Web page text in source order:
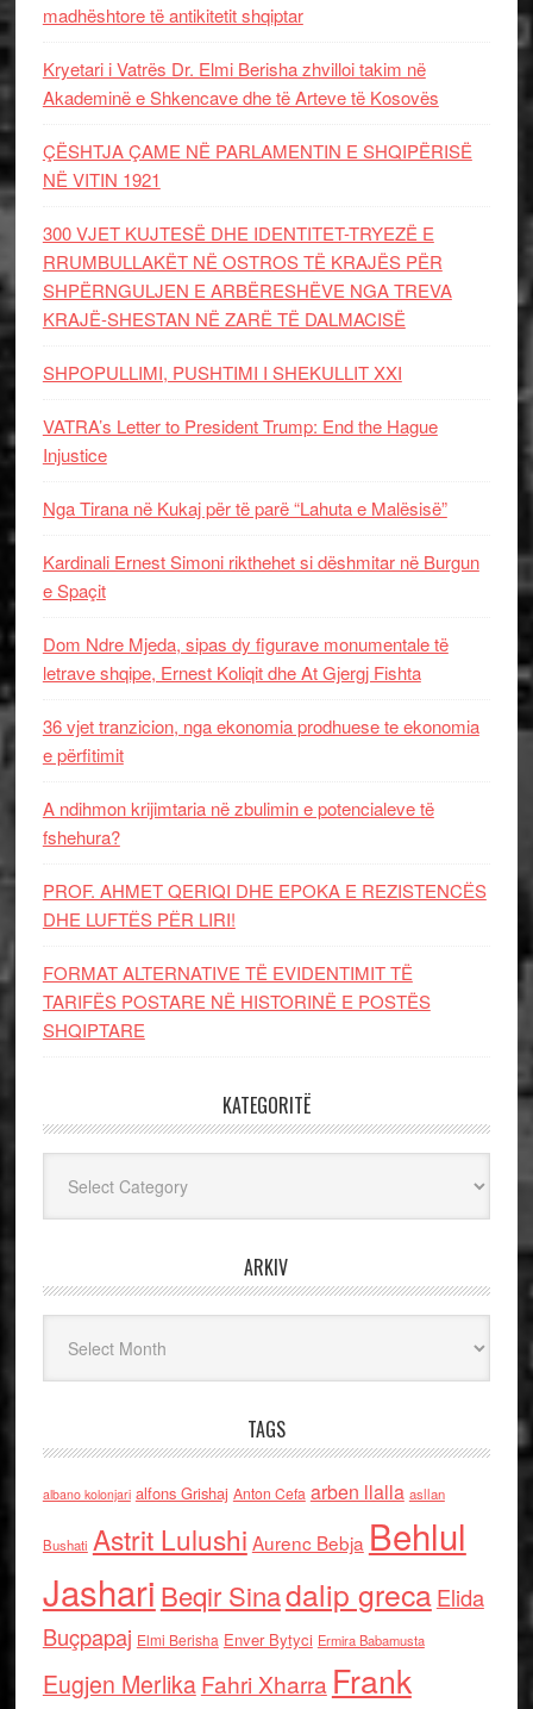
madhështore të antikitetit shqiptar
Kryetari i Vatrës Dr. Elmi Berisha zhvilloi takim në
Akademinë e Shkencave dhe të Arteve të Kosovës
ÇËSHTJA ÇAME NË PARLAMENTIN E SHQIPËRISË
NË VITIN 1921
300 VJET KUJTESË DHE IDENTITET-TRYEZË E
RRUMBULLAKËT NË OSTROS TË KRAJËS PËR
SHPËRNGULJEN E ARBËRESHËVE NGA TREVA
KRAJË-SHESTAN NË ZARË TË DALMACISË
SHPOPULLIMI, PUSHTIMI I SHEKULLIT XXI
VATRA’s Letter to President Trump: End the Hague
Injustice
Nga Tirana në Kukaj për të parë “Lahuta e Malësisë”
Kardinali Ernest Simoni rikthehet si dëshmitar në Burgun
e Spaçit
Dom Ndre Mjeda, sipas dy figurave monumentale të
letrave shqipe, Ernest Koliqit dhe At Gjergj Fishta
36 vjet tranzicion, nga ekonomia prodhuese te ekonomia
e përfitimit
A ndihmon krijimtaria në zbulimin e potencialeve të
fshehura?
PROF. AHMET QERIQI DHE EPOKA E REZISTENCЁS
DHE LUFTЁS PЁR LIRI!
FORMAT ALTERNATIVE TË EVIDENTIMIT TË
TARIFËS POSTARE NË HISTORINË E POSTËS
SHQIPTARE
KATEGORITË
ARKIV
TAGS
albano kolonjari alfons Grishaj Anton Cefa arben llalla asllan
Bushati Astrit Lulushi Aurenc Bebja Behlul
Jashari Beqir Sinadalip grecaElida
Buçpapaj Elmi Berisha Enver Bytyci Ermira Babamusta
Eugjen MerlikaFahri Xharra Frank